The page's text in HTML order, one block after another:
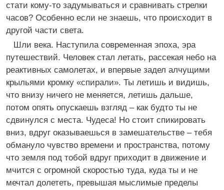
стати кому-то задумываться и сравнивать стрелки
часов? Особенно если не знаешь, что происходит в
другой части света.
Шли века. Наступила современная эпоха, эра
путешествий. Человек стал летать, рассекая небо на
реактивных самолетах, и впервые задел алчущими
крыльями кромку «спирали». Ты летишь и видишь,
что внизу ничего не меняется, летишь дальше,
потом опять опускаешь взгляд – как будто ты не
сдвинулся с места. Чудеса! Но стоит спикировать
вниз, вдруг оказываешься в замешательстве – тебя
обмануло чувство времени и пространства, потому
что земля под тобой вдруг приходит в движение и
мчится с огромной скоростью туда, куда ты и не
мечтал долететь, превышая мыслимые пределы